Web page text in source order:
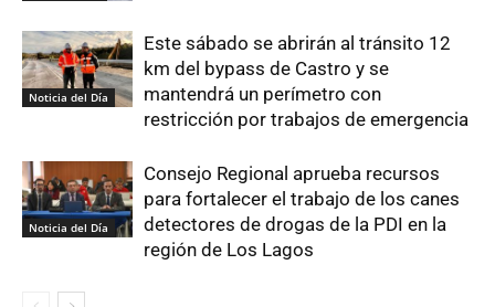
Noticia del Día
Este sábado se abrirán al tránsito 12
km del bypass de Castro y se
mantendrá un perímetro con
restricción por trabajos de emergencia
Noticia del Día
Consejo Regional aprueba recursos
para fortalecer el trabajo de los canes
detectores de drogas de la PDI en la
región de Los Lagos